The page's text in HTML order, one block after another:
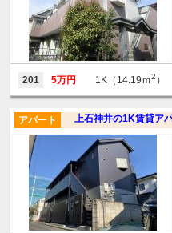
201 5万円 1K（14.19ｍ2 ）
上石神井の1K賃貸ア
アパート